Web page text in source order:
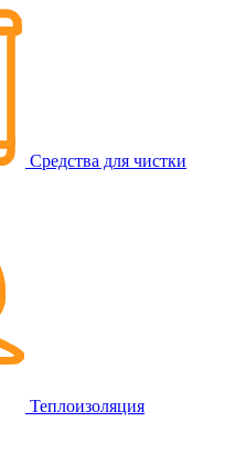
Средства для чистки
Теплоизоляция